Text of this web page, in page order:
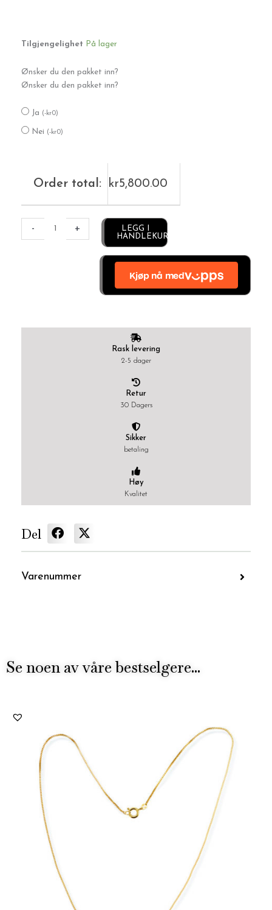
Tilgjengelighet På lager
Ønsker du den pakket inn?
Ønsker du den pakket inn?
Ja (-kr0)
Nei (-kr0)
Order total: kr5,800.00
-
anheng
antall
+
LEGG I
HANDLEKURV
Rask levering
2-5 dager
Retur
30 Dagers
Sikker
betaling
Høy
Kvalitet
Del
Varenummer
Se noen av våre bestselgere...